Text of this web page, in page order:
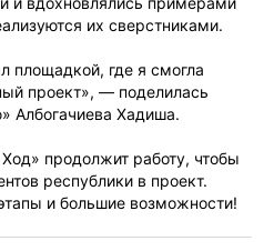
их сверстниками.
площадкой, где я смогла
проект», — поделилась
Албогачиева Хадиша.
продолжит работу, чтобы
республики в проект.
и большие возможности!